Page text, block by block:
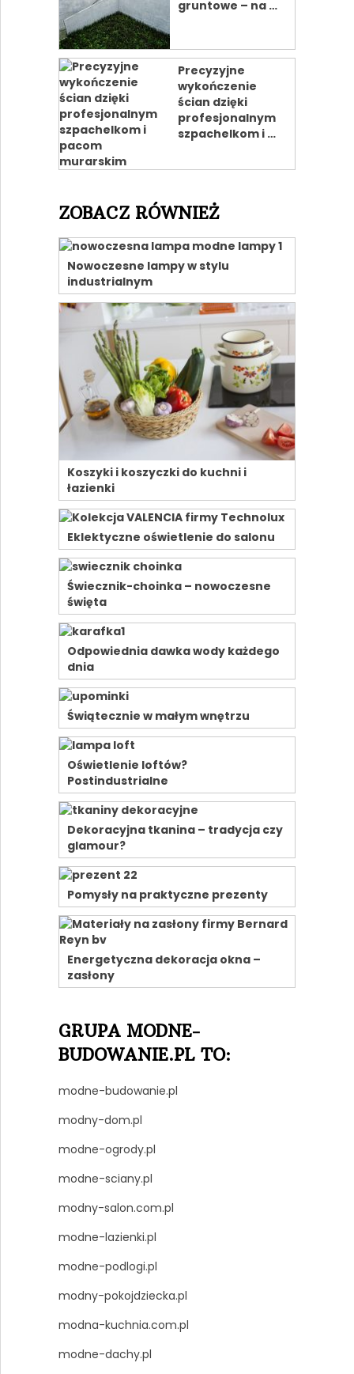
gruntowe – na …
Precyzyjne
wykończenie
ścian dzięki
profesjonalnym
szpachelkom i …
ZOBACZ RÓWNIEŻ
Nowoczesne lampy w stylu
industrialnym
Koszyki i koszyczki do kuchni i
łazienki
Eklektyczne oświetlenie do salonu
Świecznik-choinka – nowoczesne
święta
Odpowiednia dawka wody każdego
dnia
Świątecznie w małym wnętrzu
Oświetlenie loftów?
Postindustrialne
Dekoracyjna tkanina – tradycja czy
glamour?
Pomysły na praktyczne prezenty
Energetyczna dekoracja okna –
zasłony
GRUPA MODNE-
BUDOWANIE.PL TO:
modne-budowanie.pl
modny-dom.pl
modne-ogrody.pl
modne-sciany.pl
modny-salon.com.pl
modne-lazienki.pl
modne-podlogi.pl
modny-pokojdziecka.pl
modna-kuchnia.com.pl
modne-dachy.pl